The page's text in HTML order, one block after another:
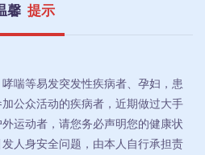
馨 提示
喘等易发突发性疾病者、孕妇，患
公众活动的疾病者，近期做过大手
运动者，请您务必声明您的健康状
人身安全问题，由本人自行承担责